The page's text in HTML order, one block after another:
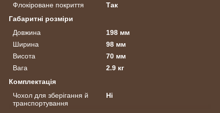
Флокіроване покриття
Так
Габаритні розміри
Довжина
198 мм
Ширина
98 мм
Висота
70 мм
Вага
2.9 кг
Комплектація
Чохол для зберігання й
транспортування
Ні